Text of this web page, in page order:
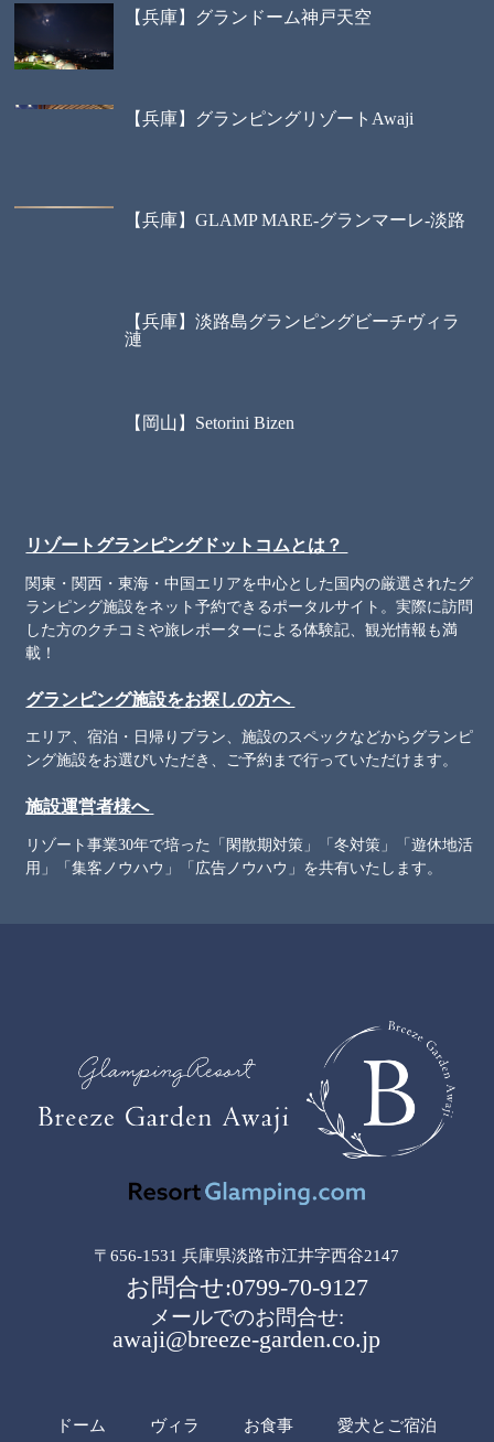
【兵庫】グランドーム神戸天空
【兵庫】グランピングリゾートAwaji
【兵庫】GLAMP MARE-グランマーレ-淡路
【兵庫】淡路島グランピングビーチヴィラ
漣
【岡山】Setorini Bizen
リゾートグランピングドットコムとは？
関東・関西・東海・中国エリアを中心とした国内の厳選されたグ
ランピング施設をネット予約できるポータルサイト。実際に訪問
した方のクチコミや旅レポーターによる体験記、観光情報も満
載！
グランピング施設をお探しの方へ
エリア、宿泊・日帰りプラン、施設のスペックなどからグランピ
ング施設をお選びいただき、ご予約まで行っていただけます。
施設運営者様へ
リゾート事業30年で培った「閑散期対策」「冬対策」「遊休地活
用」「集客ノウハウ」「広告ノウハウ」を共有いたします。
〒656-1531 兵庫県淡路市江井字西谷2147
お問合せ:0799-70-9127
メールでのお問合せ:
awaji@breeze-garden.co.jp
ドーム ヴィラ お食事 愛犬とご宿泊